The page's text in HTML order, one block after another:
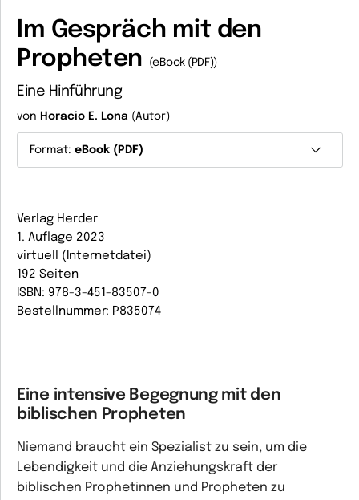
Im Gespräch mit den
Propheten
(eBook (PDF))
Eine Hinführung
von Horacio E. Lona (Autor)
Format: eBook (PDF)
Verlag Herder
1. Auflage 2023
virtuell (Internetdatei)
192 Seiten
ISBN: 978-3-451-83507-0
Bestellnummer: P835074
Eine intensive Begegnung mit den
biblischen Propheten
Niemand braucht ein Spezialist zu sein, um die
Lebendigkeit und die Anziehungskraft der
biblischen Prophetinnen und Propheten zu